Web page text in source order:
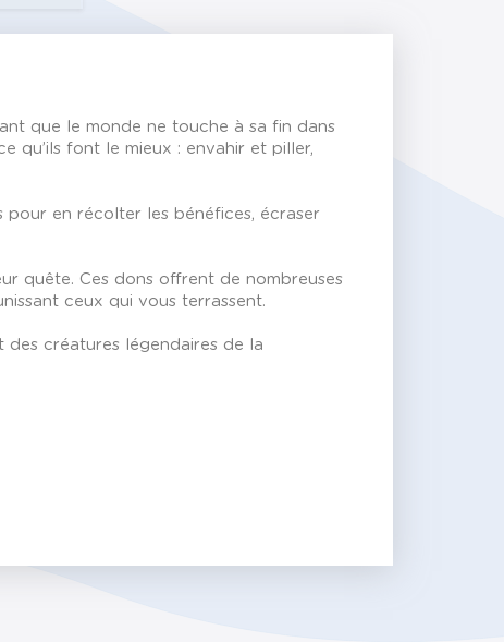
que le monde ne touche à sa fin dans
qu’ils font le mieux : envahir et piller,
pour en récolter les bénéfices, écraser
quête. Ces dons offrent de nombreuses
ceux qui vous terrassent.
des créatures légendaires de la